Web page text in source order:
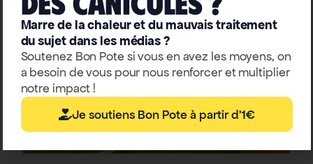
Marre de la chaleur et du mauvais traitement
du sujet dans les médias ?
Soutenez Bon Pote si vous en avez les moyens, on
a besoin de vous pour nous renforcer et multiplier
notre impact !
Je soutiens Bon Pote à partir d'1€